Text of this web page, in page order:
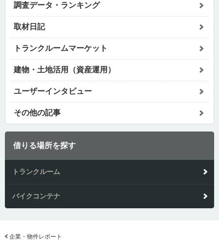
調査データ・ランキング
取材日記
トランクルームマーケット
建物・土地活用（資産運用）
ユーザーインタビュー
その他の記事
借りる場所を探す
トランクルーム
バイクコンテナ
企業・物件レポート